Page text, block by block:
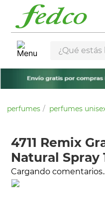
¿Qué estás
perfumes perfumes
4711 Remix
Natural Spray
Cargando